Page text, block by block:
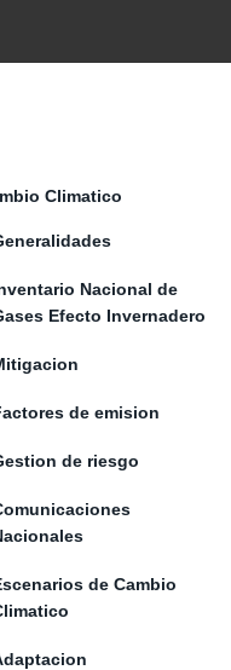
Climatico
Nacional de
Efecto Invernadero
de emision
de riesgo
de Cambio